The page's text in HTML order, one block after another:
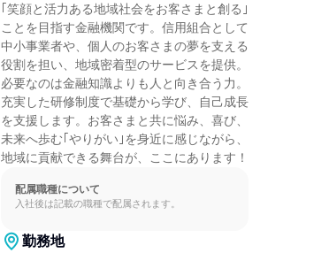
｢笑顔と活力ある地域社会をお客さまと創る｣
ことを目指す金融機関です。信用組合として
中小事業者や、個人のお客さまの夢を支える
役割を担い、地域密着型のサービスを提供。
必要なのは金融知識よりも人と向き合う力。
充実した研修制度で基礎から学び、自己成長
を支援します。お客さまと共に悩み、喜び、
未来へ歩む｢やりがい｣を身近に感じながら、
地域に貢献できる舞台が、ここにあります！
配属職種について
入社後は記載の職種で配属されます。
勤務地